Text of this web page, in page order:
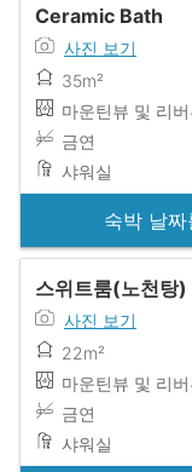
Ceramic Bath
사진 보기
35m²
마운틴뷰 및 리버
금연
샤워실
숙박 날
스위트룸(노천
사진 보기
22m²
마운틴뷰 및 리버
금연
샤워실